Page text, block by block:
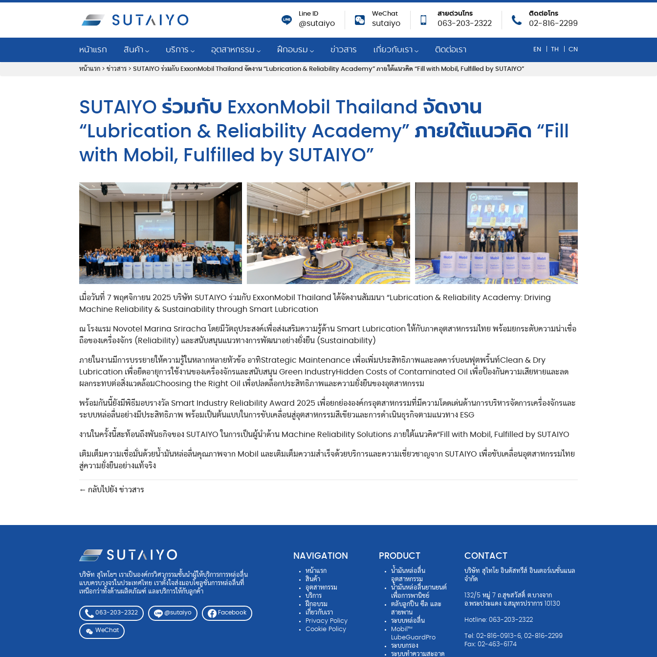
Line ID
@sutaiyo
WeChat
sutaiyo
สายด่วนโทร
063-203-2322
ติดต่อโทร
02-816-2299
หน้าแรก สินค้า
น้ำมันหล่อลื่นอุตสาหกรรม
ตลับลูกปืน ซีล และสายพาน
ระบบหล่อลื่น
Mobil™ LubeGuardPro
ระบบทำความสะอาด
เครื่องมือและระบบตรวจสอบสภาพ
เครื่องจักร
อุปกรณ์วิเคราะห์คุณภาพน้ำมัน
ผลิตภัณฑ์บำรุงรักษาตลับลูกปืน
บริการ
โปรแกรมเพิ่มความน่าเชื่อถือของเครื่องจักร
การบริการด้านการจัดการสารหล่อลื่น
การบริการด้านวิศวกรรม
การตรวจสอบสภาพเครื่องจักร
บริการซ่อมบำรุงเครื่องจักรกล
อุตสาหกรรม
อุตสาหกรรมการผลิตไฟฟ้า
ปิโตรเคมีและโรงกลั่น
อุตสาหกรรมการผลิตทั่วไป
อุตสาหกรรมเยื่อและกระดาษ
ธุรกิจยานยนต์เพื่อการพาณิชย์และการ
ก่อสร้าง
ฝึกอบรม
การอบรมสัมนา
Training Courses
ข่าวสาร เกี่ยวกับเรา
เกี่ยวกับเรา
Mobil
การพัฒนาที่ยั่งยืน
ความรับผิดชอบต่อสังคมขององค์กร
ร่วมงานกับเรา
การตอบสนองต่อ COVID-19
นโยบายการคุ้มครองข้อมูลส่วนบุคคล
นโยบายคุกกี้
แนวทางปฏิบัติสำหรับคู่ค้า
ติดต่อเรา EN TH CN
หน้าแรก > ข่าวสาร > SUTAIYO ร่วมกับ ExxonMobil Thailand จัดงาน “Lubrication & Reliability Academy” ภายใต้แนวคิด “Fill with Mobil, Fulfilled by SUTAIYO”
SUTAIYO ร่วมกับ ExxonMobil Thailand จัดงาน
“Lubrication & Reliability Academy” ภายใต้แนวคิด “Fill
with Mobil, Fulfilled by SUTAIYO”
เมื่อวันที่ 7 พฤศจิกายน 2025 บริษัท SUTAIYO ร่วมกับ ExxonMobil Thailand ได้จัดงานสัมมนา “Lubrication & Reliability Academy: Driving
Machine Reliability & Sustainability through Smart Lubrication
ณ โรงแรม Novotel Marina Sriracha โดยมีวัตถุประสงค์เพื่อส่งเสริมความรู้ด้าน Smart Lubrication ให้กับภาคอุตสาหกรรมไทย พร้อมยกระดับความน่าเชื่อ
ถือของเครื่องจักร (Reliability) และสนับสนุนแนวทางการพัฒนาอย่างยั่งยืน (Sustainability)
ภายในงานมีการบรรยายให้ความรู้ในหลากหลายหัวข้อ อาทิStrategic Maintenance เพื่อเพิ่มประสิทธิภาพและลดคาร์บอนฟุตพริ้นท์Clean & Dry
Lubrication เพื่อยืดอายุการใช้งานของเครื่องจักรและสนับสนุน Green IndustryHidden Costs of Contaminated Oil เพื่อป้องกันความเสียหายและลด
ผลกระทบต่อสิ่งแวดล้อมChoosing the Right Oil เพื่อปลดล็อกประสิทธิภาพและความยั่งยืนของอุตสาหกรรม
พร้อมกันนี้ยังมีพิธีมอบรางวัล Smart Industry Reliability Award 2025 เพื่อยกย่ององค์กรอุตสาหกรรมที่มีความโดดเด่นด้านการบริหารจัดการเครื่องจักรและ
ระบบหล่อลื่นอย่างมีประสิทธิภาพ พร้อมเป็นต้นแบบในการขับเคลื่อนสู่อุตสาหกรรมสีเขียวและการดำเนินธุรกิจตามแนวทาง ESG
งานในครั้งนี้สะท้อนถึงพันธกิจของ SUTAIYO ในการเป็นผู้นำด้าน Machine Reliability Solutions ภายใต้แนวคิด“Fill with Mobil, Fulfilled by SUTAIYO
เติมเต็มความเชื่อมั่นด้วยน้ำมันหล่อลื่นคุณภาพจาก Mobil และเติมเต็มความสำเร็จด้วยบริการและความเชี่ยวชาญจาก SUTAIYO เพื่อขับเคลื่อนอุตสาหกรรมไทย
สู่ความยั่งยืนอย่างแท้จริง
← กลับไปยัง ข่าวสาร
บริษัท สุไทโยฯ เราเป็นองค์กรวิศวกรรมชั้นนำผู้ให้บริการการหล่อลื่น
แบบครบวงจรในประเทศไทย เราตั้งใจส่งมอบโซลูชั่นการหล่อลื่นที่
เหนือกว่าทั้งด้านผลิตภัณฑ์ และบริการให้กับลูกค้า
063-203-2322 @sutaiyo Facebook
WeChat
NAVIGATION
หน้าแรก
สินค้า
อุตสาหกรรม
บริการ
ฝึกอบรม
เกี่ยวกับเรา
Privacy Policy
Cookie Policy
PRODUCT
น้ำมันหล่อลื่น
อุตสาหกรรม
น้ำมันหล่อลื่นยานยนต์
เพื่อการพานิชย์
ตลับลูกปืน ซีล และ
สายพาน
ระบบหล่อลื่น
Mobil™
LubeGuardPro
ระบบกรอง
ระบบทำความสะอาด
CONTACT
บริษัท สุไทโย อินดัสทรีส์ อินเตอร์เนชั่นแนล
จำกัด
132/5 หมู่ 7 ถ.สุขสวัสดิ์ ต.บางจาก
อ.พระประแดง จ.สมุทรปราการ 10130
Hotline: 063-203-2322
Tel: 02-816-0913-6, 02-816-2299
Fax: 02-463-6174